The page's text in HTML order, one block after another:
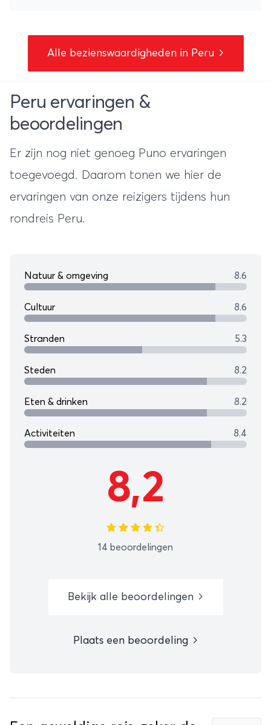
Alle bezienswaardigheden in Peru
Peru ervaringen &
beoordelingen
Er zijn nog niet genoeg Puno ervaringen
toegevoegd. Daarom tonen we hier de
ervaringen van onze reizigers tijdens hun
rondreis Peru.
Natuur & omgeving 8.6
Cultuur 8.6
Stranden 5.3
Steden 8.2
Eten & drinken 8.2
Activiteiten 8.4
8,2
14 beoordelingen
Bekijk alle beoordelingen
Plaats een beoordeling